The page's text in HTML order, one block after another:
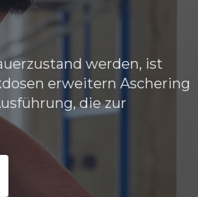
werden, ist
erweitern Aschering
die zur